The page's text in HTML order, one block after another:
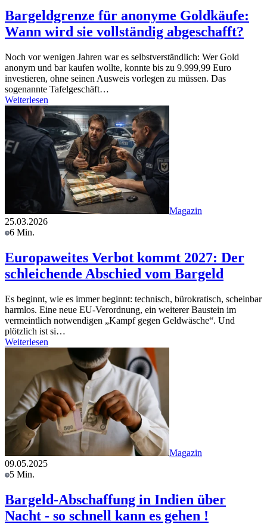
Bargeldgrenze für anonyme Goldkäufe:
Wann wird sie vollständig abgeschafft?
Noch vor wenigen Jahren war es selbstverständlich: Wer Gold
anonym und bar kaufen wollte, konnte bis zu 9.999,99 Euro
investieren, ohne seinen Ausweis vorlegen zu müssen. Das
sogenannte Tafelgeschäft…
Weiterlesen
Magazin
25.03.2026
6 Min.
Europaweites Verbot kommt 2027: Der
schleichende Abschied vom Bargeld
Es beginnt, wie es immer beginnt: technisch, bürokratisch, scheinbar
harmlos. Eine neue EU-Verordnung, ein weiterer Baustein im
vermeintlich notwendigen „Kampf gegen Geldwäsche“. Und
plötzlich ist si…
Weiterlesen
Magazin
09.05.2025
5 Min.
Bargeld-Abschaffung in Indien über
Nacht - so schnell kann es gehen !